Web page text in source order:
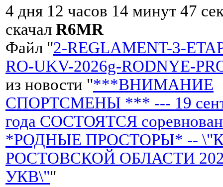
4 дня 12 часов 14 минут 47
скачал R6MR
Файл "2-REGLAMENT-3-
RO-UKV-2026g-RODNYE-
из новости "***ВНИМАНИЕ
СПОРТСМЕНЫ *** --- 19
года СОСТОЯТСЯ
*РОДНЫЕ ПРОСТОРЫ* --
РОСТОВСКОЙ ОБЛАСТИ 2026
УКВ\""